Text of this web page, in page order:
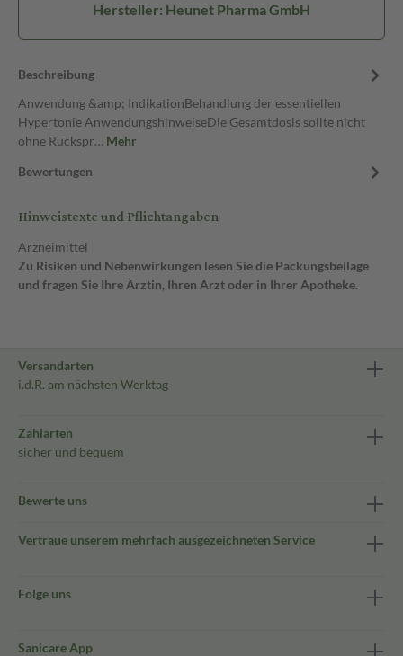
Hersteller: Heunet Pharma GmbH
Beschreibung
Anwendung &amp; IndikationBehandlung der essentiellen
Hypertonie AnwendungshinweiseDie Gesamtdosis sollte nicht
ohne Rückspr… Mehr
Bewertungen
Hinweistexte und Pflichtangaben
Arzneimittel
Zu Risiken und Nebenwirkungen lesen Sie die Packungsbeilage
und fragen Sie Ihre Ärztin, Ihren Arzt oder in Ihrer Apotheke.
Versandarten
i.d.R. am nächsten Werktag
Zahlarten
sicher und bequem
Bewerte uns
Vertraue unserem mehrfach ausgezeichneten Service
Folge uns
Sanicare App